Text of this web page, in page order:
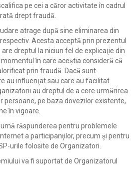
pe cei a căror activitate în cadrul
drept fraudă.
atrage după sine eliminarea din
Acesta acceptă prin prezentul
dreptul la niciun fel de explicaţie din
în care aceștia consideră că
prin fraudă. Dacă sunt
au influenţat sau care au facilitat
au dreptul de a cere urmărirea
persoane, pe baza dovezilor existente,
în vigoare.
răspunderea pentru problemele
a participanţilor, precum şi pentru
urile folosite de Organizatori.
va fi suportat de Organizatorul